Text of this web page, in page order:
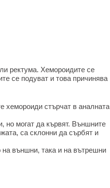
ректума. Хемороидите се
се подуват и това причинява
хемороиди стърчат в аналната
но могат да кървят. Външните
са склонни да сърбят и
външни, така и на вътрешни